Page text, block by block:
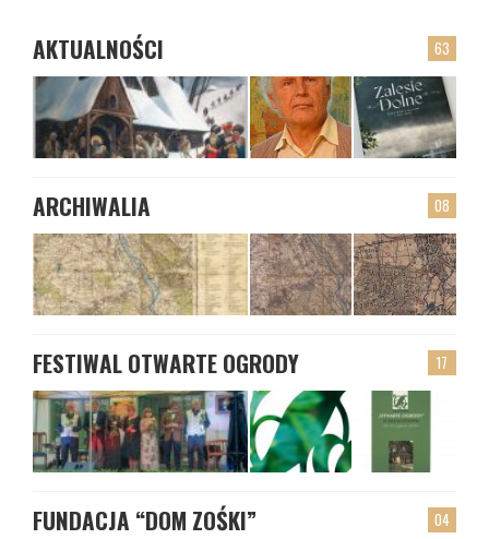
63
AKTUALNOŚCI
08
ARCHIWALIA
17
FESTIWAL OTWARTE OGRODY
04
FUNDACJA “DOM ZOŚKI”